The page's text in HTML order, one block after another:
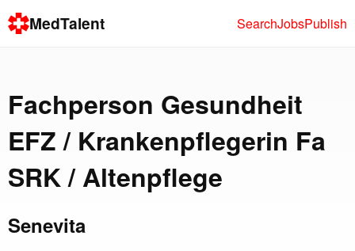
MedTalent SearchJobsPublish
Fachperson Gesundheit
EFZ / Krankenpflegerin Fa
SRK / Altenpflege
Senevita